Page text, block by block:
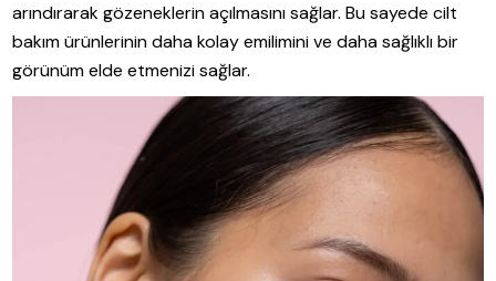
arındırarak gözeneklerin açılmasını sağlar. Bu sayede cilt
bakım ürünlerinin daha kolay emilimini ve daha sağlıklı bir
görünüm elde etmenizi sağlar.